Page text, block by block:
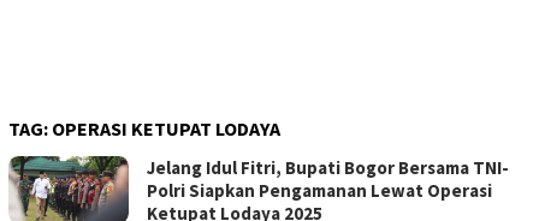
TAG: OPERASI KETUPAT LODAYA
Jelang Idul Fitri, Bupati Bogor Bersama TNI-
Polri Siapkan Pengamanan Lewat Operasi
Ketupat Lodaya 2025